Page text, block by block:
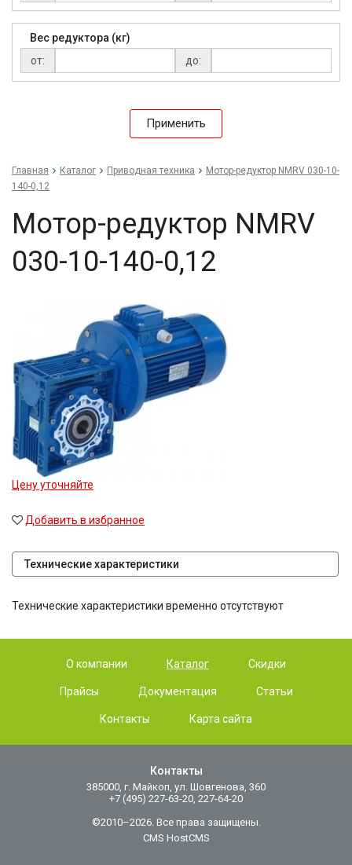
Вес редуктора (кг)
от:
до:
Применить
Главная Каталог Приводная техника
Мо­тор-ре­дук­тор NMRV 030-10-
140-0,12
Мо­тор-ре­дук­тор NMRV
030-10-140-0,12
Цену уточняйте
Добавить в избранное
Технические характеристики
Технические характеристики временно отсутствуют
О компании Каталог Скидки
Прайсы Документация Статьи
Контакты Карта сайта
Контакты
385000, г. Майкоп, ул. Шовгенова, 360
+7 (495) 227-63-20, 227-64-20
©2010–2026. Все права защищены.
CMS HostCMS